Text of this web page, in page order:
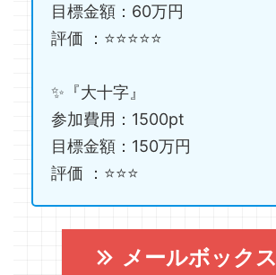
目標金額：60万円
評価 ：⭐️⭐️⭐️⭐️⭐️
✨『大十字』
参加費用：1500pt
目標金額：150万円
評価 ：⭐️⭐️⭐️
メールボックス